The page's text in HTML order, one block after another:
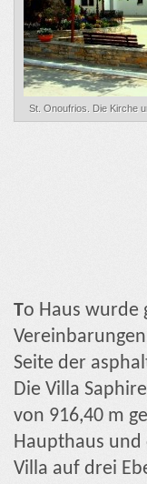
St. Onoufrios. Die Kirche
To Haus wurde
Seite der
Die Villa
von 916,40 m
Haupthaus
Villa auf drei